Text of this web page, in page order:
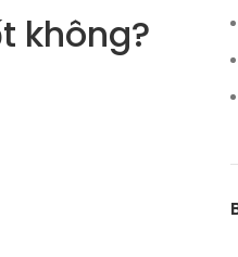
không?